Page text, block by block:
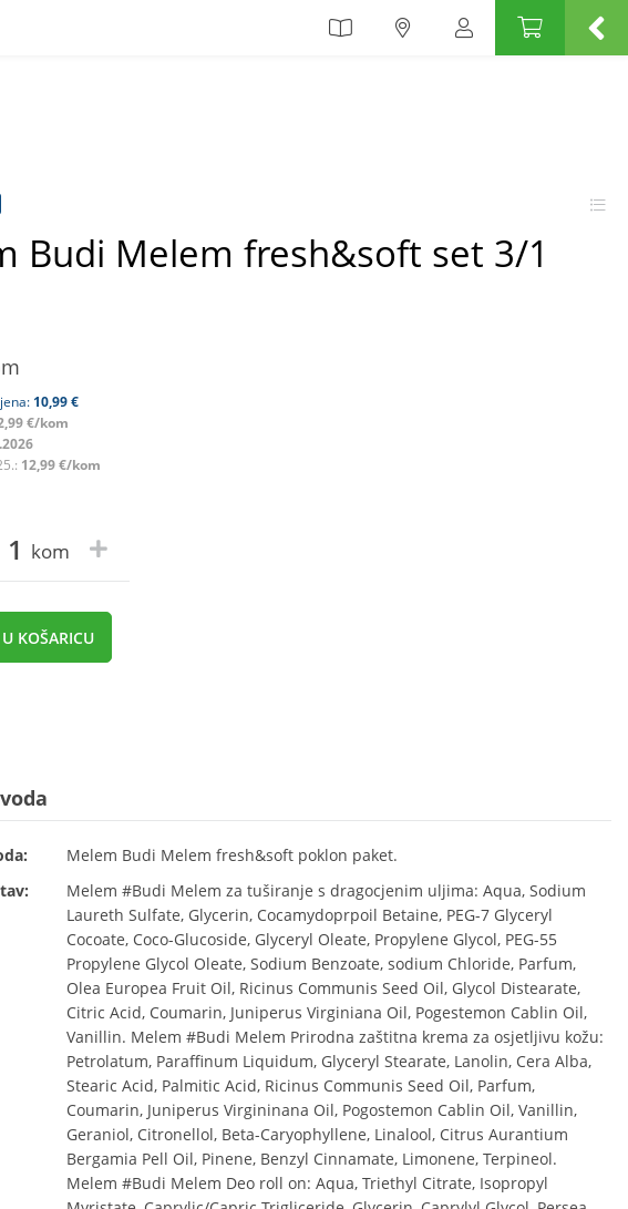
Budi Melem fresh&soft set 3/1
10,99 €
€/kom
12,99 €/kom
kom
KOŠARICU
Melem Budi Melem fresh&soft poklon paket.
Melem #Budi Melem za tuširanje s dragocjenim uljima: Aqua, Sodium
Laureth Sulfate, Glycerin, Cocamydoprpoil Betaine, PEG-7 Glyceryl
Cocoate, Coco-Glucoside, Glyceryl Oleate, Propylene Glycol, PEG-55
Propylene Glycol Oleate, Sodium Benzoate, sodium Chloride, Parfum,
Olea Europea Fruit Oil, Ricinus Communis Seed Oil, Glycol Distearate,
Citric Acid, Coumarin, Juniperus Virginiana Oil, Pogestemon Cablin Oil,
Vanillin. Melem #Budi Melem Prirodna zaštitna krema za osjetljivu kožu:
Petrolatum, Paraffinum Liquidum, Glyceryl Stearate, Lanolin, Cera Alba,
Stearic Acid, Palmitic Acid, Ricinus Communis Seed Oil, Parfum,
Coumarin, Juniperus Virgininana Oil, Pogostemon Cablin Oil, Vanillin,
Geraniol, Citronellol, Beta-Caryophyllene, Linalool, Citrus Aurantium
Bergamia Pell Oil, Pinene, Benzyl Cinnamate, Limonene, Terpineol.
Melem #Budi Melem Deo roll on: Aqua, Triethyl Citrate, Isopropyl